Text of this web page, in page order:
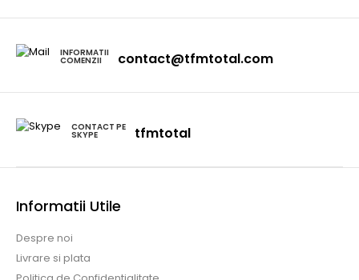
INFORMATII
COMENZII contact@tfmtotal.com
CONTACT PE
SKYPE tfmtotal
Informatii Utile
Despre noi
Livrare si plata